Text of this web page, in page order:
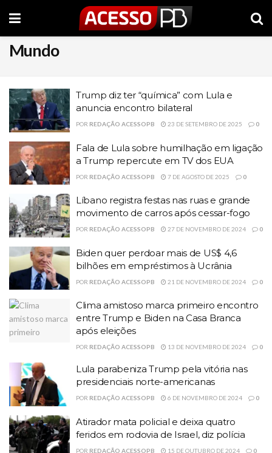
Mundo
Trump diz ter “química” com Lula e
anuncia encontro bilateral
POR REDAÇÃO ACESSOPB 23 DE SETEMBRO DE 2025 0
Fala de Lula sobre humilhação em ligação
a Trump repercute em TV dos EUA
POR REDAÇÃO ACESSOPB 7 DE AGOSTO DE 2025 0
Líbano registra festas nas ruas e grande
movimento de carros após cessar-fogo
POR REDAÇÃO ACESSOPB 27 DE NOVEMBRO DE 2024 0
Biden quer perdoar mais de US$ 4,6
bilhões em empréstimos à Ucrânia
POR REDAÇÃO ACESSOPB 21 DE NOVEMBRO DE 2024 0
Clima amistoso marca primeiro encontro
entre Trump e Biden na Casa Branca
após eleições
POR REDAÇÃO ACESSOPB 13 DE NOVEMBRO DE 2024 0
Lula parabeniza Trump pela vitória nas
presidenciais norte-americanas
POR REDAÇÃO ACESSOPB 6 DE NOVEMBRO DE 2024 0
Atirador mata policial e deixa quatro
feridos em rodovia de Israel, diz polícia
POR REDAÇÃO ACESSOPB 15 DE OUTUBRO DE 2024 0